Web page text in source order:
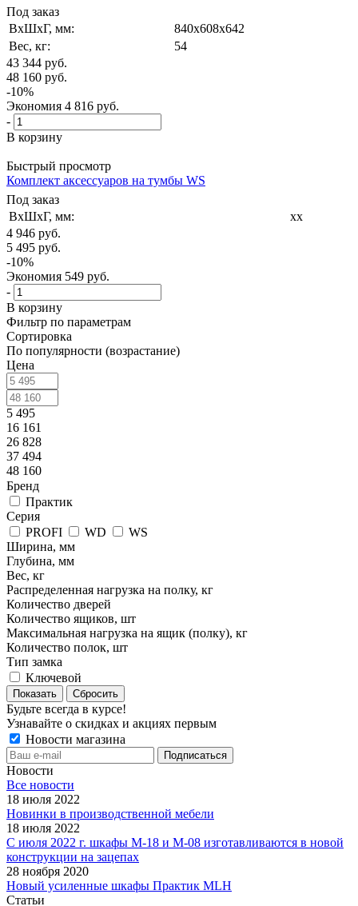
Под заказ
ВxШxГ, мм:
840x608x642
Вес, кг:
54
43 344 руб.
48 160 руб.
-10%
Экономия 4 816 руб.
-
В корзину
Быстрый просмотр
Комплект аксессуаров на тумбы WS
Под заказ
ВxШxГ, мм:
xx
4 946 руб.
5 495 руб.
-10%
Экономия 549 руб.
-
В корзину
Фильтр по параметрам
Сортировка
По популярности (возрастание)
Цена
5 495
16 161
26 828
37 494
48 160
Бренд
Практик
Серия
PROFI
WD
WS
Ширина, мм
Глубина, мм
Вес, кг
Распределенная нагрузка на полку, кг
Количество дверей
Количество ящиков, шт
Максимальная нагрузка на ящик (полку), кг
Количество полок, шт
Тип замка
Ключевой
Сбросить
Будьте всегда в курсе!
Узнавайте о скидках и акциях первым
Новости магазина
Новости
Все новости
18 июля 2022
Новинки в производственной мебели
18 июля 2022
С июля 2022 г. шкафы М-18 и М-08 изготавливаются в новой
конструкции на зацепах
28 ноября 2020
Новый усиленные шкафы Практик MLH
Статьи